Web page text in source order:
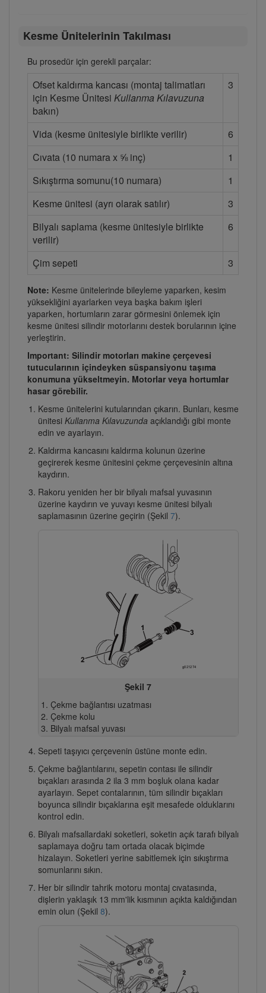
Kesme Ünitelerinin Takılması
Bu prosedür için gerekli parçalar:
Ofset kaldırma kancası (montaj talimatları
için Kesme Ünitesi Kullanma Kılavuzuna
bakın)
3
Vida (kesme ünitesiyle birlikte verilir)
6
Cıvata (10 numara x ⅝ inç)
1
Sıkıştırma somunu(10 numara)
1
Kesme ünitesi (ayrı olarak satılır)
3
Bilyalı saplama (kesme ünitesiyle birlikte
verilir)
6
Çim sepeti 3
Note: Kesme ünitelerinde bileyleme yaparken, kesim
yüksekliğini ayarlarken veya başka bakım işleri
yaparken, hortumların zarar görmesini önlemek için
kesme ünitesi silindir motorlarını destek borularının içine
yerleştirin.
Important: Silindir motorları makine çerçevesi
tutucularının içindeyken süspansiyonu taşıma
konumuna yükseltmeyin. Motorlar veya hortumlar
hasar görebilir.
Kesme ünitelerini kutularından çıkarın. Bunları, kesme
ünitesi Kullanma Kılavuzunda açıklandığı gibi monte
edin ve ayarlayın.
Kaldırma kancasını kaldırma kolunun üzerine
geçirerek kesme ünitesini çekme çerçevesinin altına
kaydırın.
Rakoru yeniden her bir bilyalı mafsal yuvasının
üzerine kaydırın ve yuvayı kesme ünitesi bilyalı
saplamasının üzerine geçirin (Şekil 7).
Şekil 7
Çekme bağlantısı uzatması
Çekme kolu
Bilyalı mafsal yuvası
Sepeti taşıyıcı çerçevenin üstüne monte edin.
Çekme bağlantılarını, sepetin contası ile silindir
bıçakları arasında 2 ila 3 mm boşluk olana kadar
ayarlayın. Sepet contalarının, tüm silindir bıçakları
boyunca silindir bıçaklarına eşit mesafede olduklarını
kontrol edin.
Bilyalı mafsallardaki soketleri, soketin açık tarafı bilyalı
saplamaya doğru tam ortada olacak biçimde
hizalayın. Soketleri yerine sabitlemek için sıkıştırma
somunlarını sıkın.
Her bir silindir tahrik motoru montaj cıvatasında,
dişlerin yaklaşık 13 mm'lik kısmının açıkta kaldığından
emin olun (Şekil 8).